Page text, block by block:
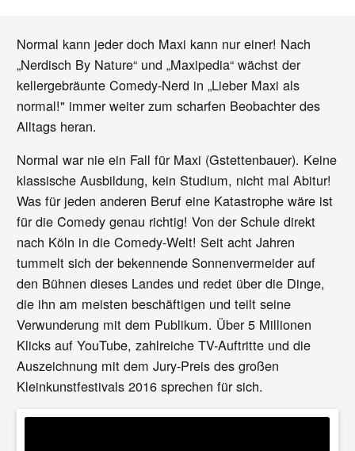
Normal kann jeder doch Maxi kann nur einer! Nach
„Nerdisch By Nature“ und „Maxipedia“ wächst der
kellergebräunte Comedy-Nerd in „Lieber Maxi als
normal!" immer weiter zum scharfen Beobachter des
Alltags heran.
Normal war nie ein Fall für Maxi (Gstettenbauer). Keine
klassische Ausbildung, kein Studium, nicht mal Abitur!
Was für jeden anderen Beruf eine Katastrophe wäre ist
für die Comedy genau richtig! Von der Schule direkt
nach Köln in die Comedy-Welt! Seit acht Jahren
tummelt sich der bekennende Sonnenvermeider auf
den Bühnen dieses Landes und redet über die Dinge,
die ihn am meisten beschäftigen und teilt seine
Verwunderung mit dem Publikum. Über 5 Millionen
Klicks auf YouTube, zahlreiche TV-Auftritte und die
Auszeichnung mit dem Jury-Preis des großen
Kleinkunstfestivals 2016 sprechen für sich.